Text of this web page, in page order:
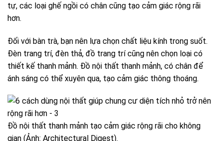
tự, các loại ghế ngồi có chân cũng tạo cảm giác rộng rãi
hơn.
Đối với bàn trà, bạn nên lựa chọn chất liệu kính trong suốt.
Đèn trang trí, đèn thả, đồ trang trí cũng nên chọn loại có
thiết kế thanh mảnh. Đồ nội thất thanh mảnh, có chân để
ánh sáng có thể xuyên qua, tạo cảm giác thông thoáng.
Đồ nội thất thanh mảnh tạo cảm giác rộng rãi cho không
gian (Ảnh: Architectural Digest).